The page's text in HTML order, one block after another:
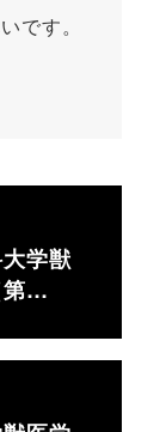
です。
学獣
第…